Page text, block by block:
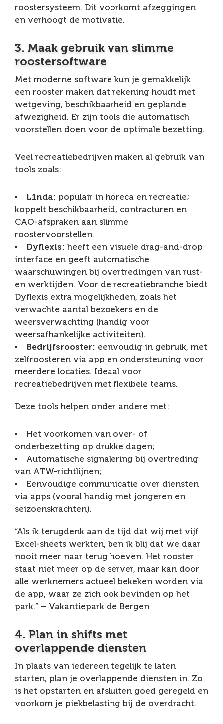
roostersysteem. Dit voorkomt afzeggingen
en verhoogt de motivatie.
3. Maak gebruik van slimme
roostersoftware
Met moderne software kun je gemakkelijk
een rooster maken dat rekening houdt met
wetgeving, beschikbaarheid en geplande
afwezigheid. Er zijn tools die automatisch
voorstellen doen voor de optimale bezetting.
Veel recreatiebedrijven maken al gebruik van
tools zoals:
L1nda: populair in horeca en recreatie;
koppelt beschikbaarheid, contracturen en
CAO-afspraken aan slimme
roostervoorstellen.
Dyflexis: heeft een visuele drag-and-drop
interface en geeft automatische
waarschuwingen bij overtredingen van rust-
en werktijden. Voor de recreatiebranche biedt
Dyflexis extra mogelijkheden, zoals het
verwachte aantal bezoekers en de
weersverwachting (handig voor
weersafhankelijke activiteiten).
Bedrijfsrooster: eenvoudig in gebruik, met
zelfroosteren via app en ondersteuning voor
meerdere locaties. Ideaal voor
recreatiebedrijven met flexibele teams.
Deze tools helpen onder andere met:
Het voorkomen van over- of
onderbezetting op drukke dagen;
Automatische signalering bij overtreding
van ATW-richtlijnen;
Eenvoudige communicatie over diensten
via apps (vooral handig met jongeren en
seizoenskrachten).
“Als ik terugdenk aan de tijd dat wij met vijf
Excel-sheets werkten, ben ik blij dat we daar
nooit meer naar terug hoeven. Het rooster
staat niet meer op de server, maar kan door
alle werknemers actueel bekeken worden via
de app, waar ze zich ook bevinden op het
park.” – Vakantiepark de Bergen
4. Plan in shifts met
overlappende diensten
In plaats van iedereen tegelijk te laten
starten, plan je overlappende diensten in. Zo
is het opstarten en afsluiten goed geregeld en
voorkom je piekbelasting bij de overdracht.